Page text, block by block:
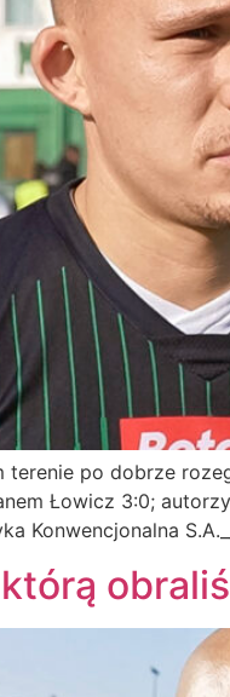
po dobrze
Łowicz 3:0;